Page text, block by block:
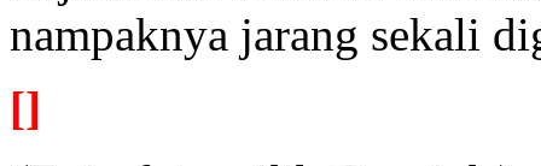
nampaknya jarang sekali
[]